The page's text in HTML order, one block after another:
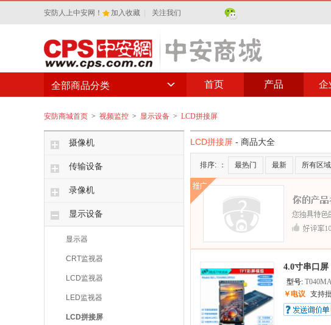
安防人上中安网！ 加入收藏 关注我们
首页 产品 企
全部商品分类
安防商城首页 > 视频监控 > 显示设备 > LCD拼接屏
摄像机
传输设备
录像机
显示设备
显示器
CRT监视器
LCD监视器
LED监视器
LCD拼接屏
LCD拼接屏 - 商品大全
排序: ： 最热门 最新 所有区域
4.0寸串口
型号:
￥电议 支持